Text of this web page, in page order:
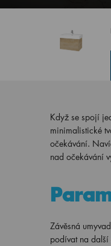
Když se spojí
minimalistické
očekávání.
nad očekávání
Závěsná
podívat na další